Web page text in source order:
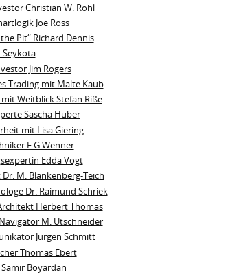
Christian W. Röhl
Joe Ross
Pit“ Richard Dennis
Seykota
Jim Rogers
Trading mit Malte Kaub
Weitblick Stefan Riße
Sascha Huber
mit Lisa Giering
F.G Wenner
Edda Vogt
M. Blankenberg‑Teich
Dr. Raimund Schriek
Herbert Thomas
M. Utschneider
Jürgen Schmitt
Thomas Ebert
Boyardan